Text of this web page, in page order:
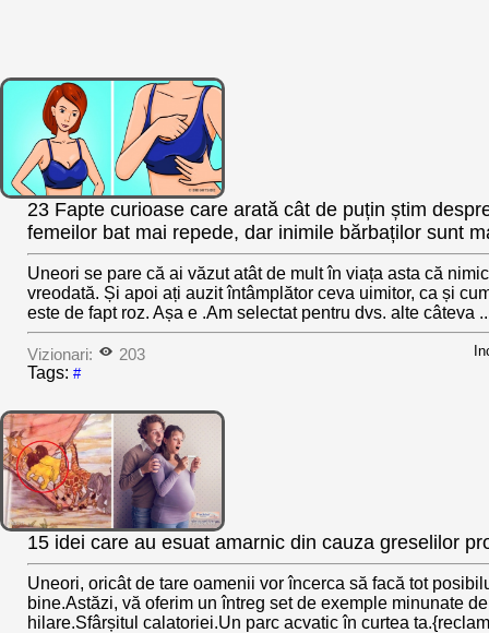
23 Fapte curioase care arată cât de puțin știm
femeilor bat mai repede, dar inimile bărbaților sunt
Uneori se pare că ai văzut atât de mult în viața asta că
vreodată. Și apoi ați auzit întâmplător ceva uimitor, ca și
este de fapt roz. Așa e .Am selectat pentru dvs. alte câteva
Vizionari: 203
Tags: #
15 idei care au esuat amarnic din cauza greselilor
Uneori, oricât de tare oamenii vor încerca să facă tot
bine.Astăzi, vă oferim un întreg set de exemple minunate
hilare.Sfârșitul calatoriei.Un parc acvatic în curtea